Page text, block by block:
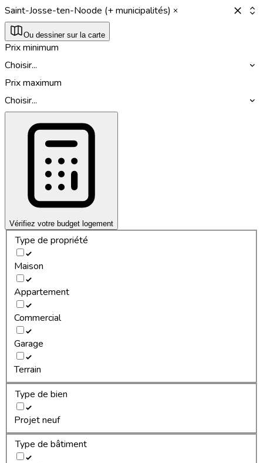
Saint-Josse-ten-Noode (+ municipalités)
Ou dessiner sur la carte
Prix minimum
Choisir...
Prix maximum
Choisir...
Vérifiez votre budget logement
Type de propriété
Maison
Appartement
Commercial
Garage
Terrain
Type de bien
Projet neuf
Type de bâtiment